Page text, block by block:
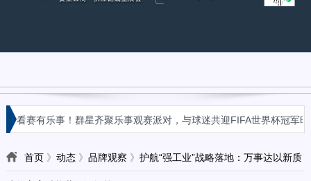
赛有乐事！群星齐聚乐事观赛派对，与球迷共迎FIFA世界杯冠军时刻
首页》 动态》 品牌观察 》 护航“强工业”战略落地：万事达以新质